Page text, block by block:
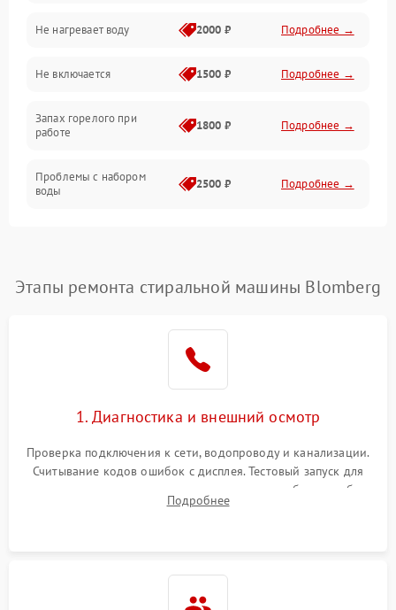
Программное обеспечение
Не нагревает воду 2000 ₽ Подробнее →
Не включается 1500 ₽ Подробнее →
Запах горелого при
работе
1800 ₽ Подробнее →
Проблемы с набором
воды
2500 ₽ Подробнее →
2200 ₽ Подробнее →
Этапы ремонта стиральной машины Blomberg
1. Диагностика и внешний осмотр
Проверка подключения к сети, водопроводу и канализации.
Считывание кодов ошибок с дисплея. Тестовый запуск для
выявления посторонних шумов, протечек или сбоев в работе
электронного модуля управления.
Подробнее